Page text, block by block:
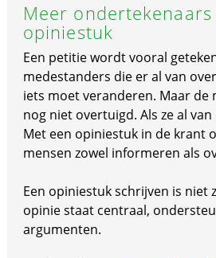
Meer
opiniestuk
Een petitie wordt vooral
medestanders die er al van
iets moet veranderen. Maar de
nog niet overtuigd. Als ze al
Met een opiniestuk in de krant
mensen zowel informeren als
Een opiniestuk schrijven is niet
opinie staat centraal,
argumenten.